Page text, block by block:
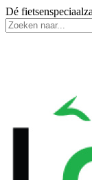
Dé